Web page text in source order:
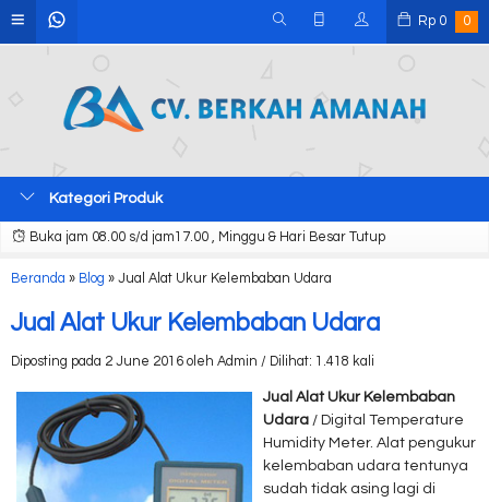
Rp 0 0
Kategori Produk
Buka jam 08.00 s/d jam17.00 , Minggu & Hari Besar Tutup
Beranda » Blog » Jual Alat Ukur Kelembaban Udara
Jual Alat Ukur Kelembaban Udara
Diposting pada 2 June 2016 oleh Admin / Dilihat: 1.418 kali
Jual Alat Ukur Kelembaban
Udara / Digital Temperature
Humidity Meter. Alat pengukur
kelembaban udara tentunya
sudah tidak asing lagi di